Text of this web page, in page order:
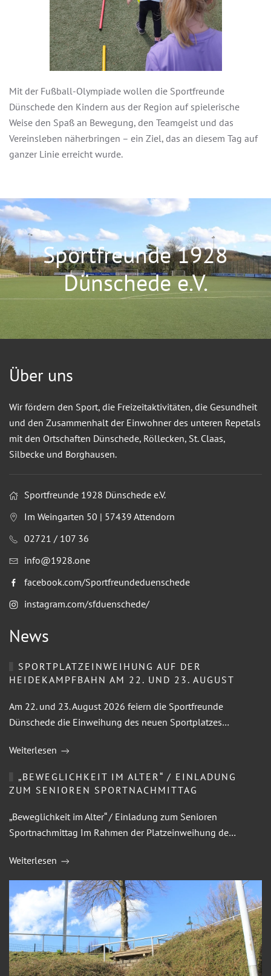
Mit der Fußball-Olympiade wollen die Sportfreunde
Dünschede den Kindern aus der Region auf spielerische
Weise den Spaß an Bewegung, den Teamgeist und das
Vereinsleben näherbringen – ein Ziel, das an diesem Tag auf
ganzer Linie erreicht wurde.
Sportfreunde 1928
Dünschede e.V.
Über uns
Wir fördern den Sport, die Freizeitaktivitäten, die Gesundheit
und den Zusammenhalt der Einwohner des unteren Repetals
mit den Ortschaften Dünschede, Röllecken, St. Claas,
Silbecke und Borghausen.
Sportfreunde 1928 Dünschede e.V.
Im Weingarten 50 | 57439 Attendorn
02721 / 107 36
info@1928.one
facebook.com/Sportfreundeduenschede
instagram.com/sfduenschede/
News
SPORTPLATZEINWEIHUNG AUF DER
HEIDEKAMPFBAHN AM 22. UND 23. AUGUST
Am 22. und 23. August 2026 feiern die Sportfreunde
Dünschede die Einweihung des neuen Sportplatzes…
Weiterlesen
„BEWEGLICHKEIT IM ALTER“ / EINLADUNG
ZUM SENIOREN SPORTNACHMITTAG
„Beweglichkeit im Alter“ / Einladung zum Senioren
Sportnachmittag Im Rahmen der Platzeinweihung de…
Weiterlesen